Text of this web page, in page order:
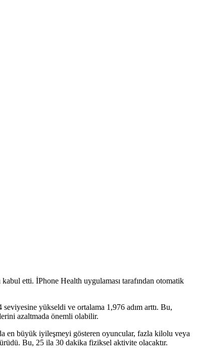
kabul etti. İPhone Health uygulaması tarafından otomatik
yükseldi ve ortalama 1,976 adım arttı. Bu,
azaltmada önemli olabilir.
en büyük iyileşmeyi gösteren oyuncular, fazla kilolu veya
Bu, 25 ila 30 dakika fiziksel aktivite olacaktır.